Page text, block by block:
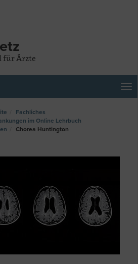
für Ärzte
Fachliches
im Online Lehrbuch
Chorea Huntington